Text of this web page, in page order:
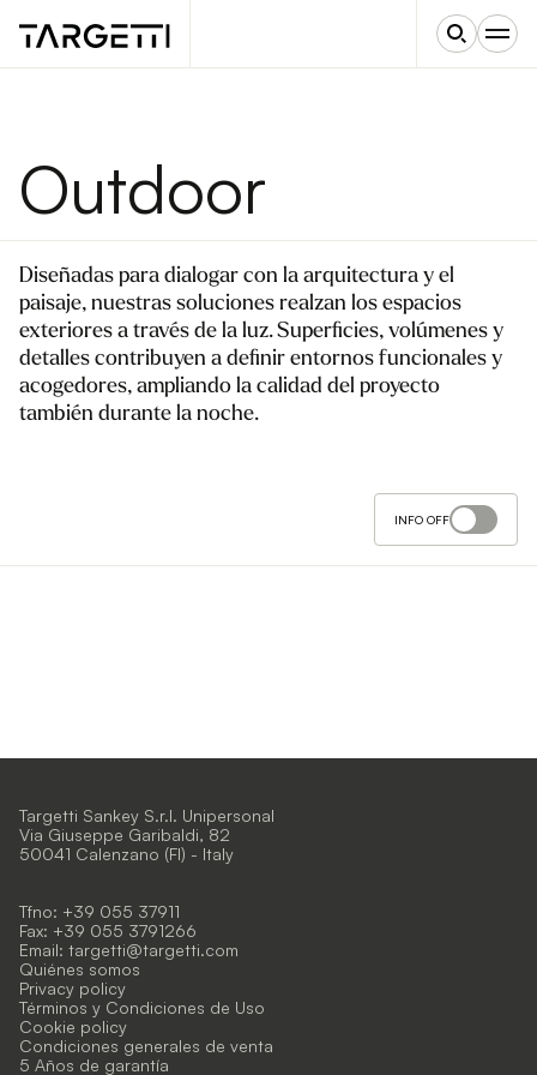
Outdoor
Diseñadas para dialogar con la arquitectura y el
paisaje, nuestras soluciones realzan los espacios
exteriores a través de la luz. Superficies, volúmenes y
detalles contribuyen a definir entornos funcionales y
acogedores, ampliando la calidad del proyecto
también durante la noche.
INFO OFF
Targetti Sankey S.r.l. Unipersonal
Via Giuseppe Garibaldi, 82
50041 Calenzano (FI) - Italy
Tfno: +39 055 37911
Fax: +39 055 3791266
Email: targetti@targetti.com
Quiénes somos
Privacy policy
Términos y Condiciones de Uso
Cookie policy
Condiciones generales de venta
5 Años de garantía